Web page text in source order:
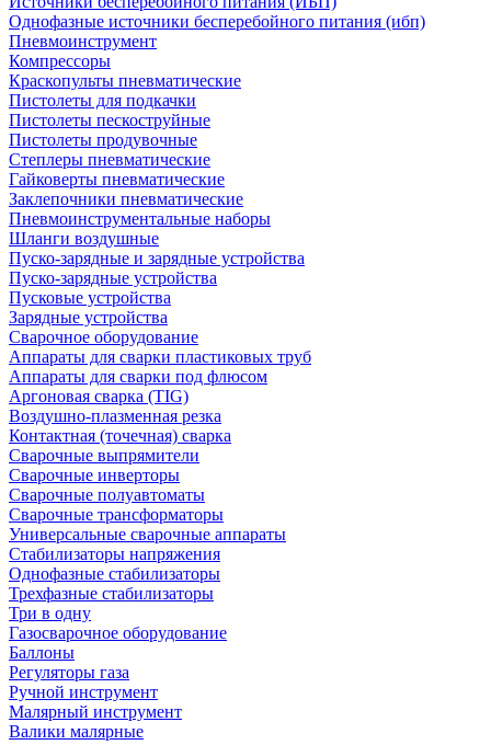
Однофазные источники бесперебойного питания (ибп)
Пневмоинструмент
Компрессоры
Краскопульты пневматические
Пистолеты для подкачки
Пистолеты пескоструйные
Пистолеты продувочные
Степлеры пневматические
Гайковерты пневматические
Заклепочники пневматические
Пневмоинструментальные наборы
Шланги воздушные
Пуско-зарядные и зарядные устройства
Пуско-зарядные устройства
Пусковые устройства
Зарядные устройства
Сварочное оборудование
Аппараты для сварки пластиковых труб
Аппараты для сварки под флюсом
Аргоновая сварка (TIG)
Воздушно-плазменная резка
Контактная (точечная) сварка
Сварочные выпрямители
Сварочные инверторы
Сварочные полуавтоматы
Сварочные трансформаторы
Универсальные сварочные аппараты
Стабилизаторы напряжения
Однофазные стабилизаторы
Трехфазные стабилизаторы
Три в одну
Газосварочное оборудование
Баллоны
Регуляторы газа
Ручной инструмент
Малярный инструмент
Валики малярные